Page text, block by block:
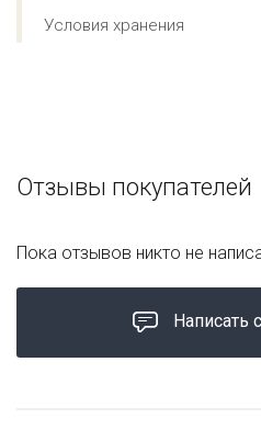
Условия хранения
Отзывы покупателей
Написать
Пока отзывов никто не